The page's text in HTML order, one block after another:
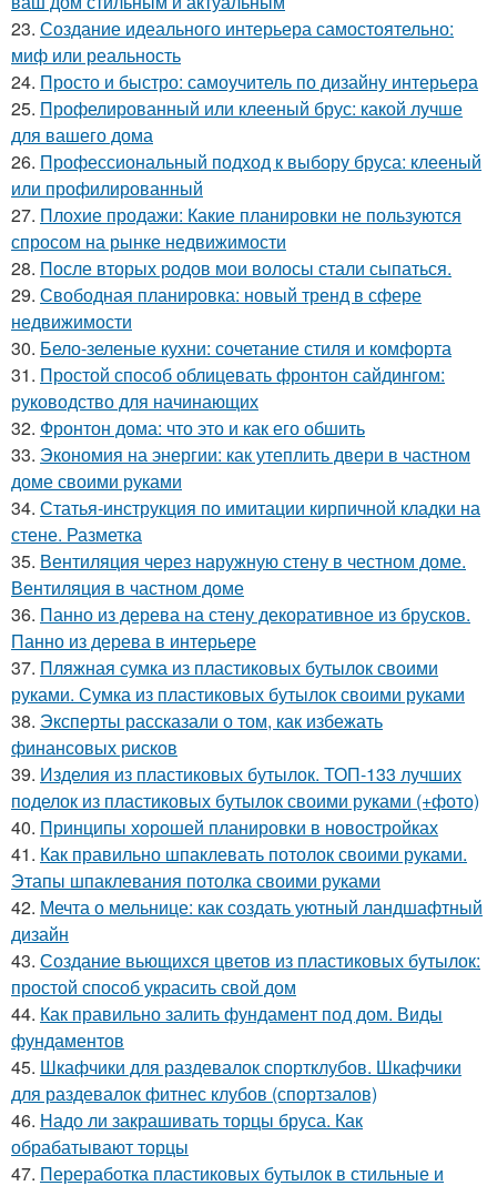
23. Создание идеального интерьера самостоятельно:
миф или реальность
24. Просто и быстро: самоучитель по дизайну интерьера
25. Профелированный или клееный брус: какой лучше
для вашего дома
26. Профессиональный подход к выбору бруса: клееный
или профилированный
27. Плохие продажи: Какие планировки не пользуются
спросом на рынке недвижимости
28. После вторых родов мои волосы стали сыпаться.
29. Свободная планировка: новый тренд в сфере
недвижимости
30. Бело-зеленые кухни: сочетание стиля и комфорта
31. Простой способ облицевать фронтон сайдингом:
руководство для начинающих
32. Фронтон дома: что это и как его обшить
33. Экономия на энергии: как утеплить двери в частном
доме своими руками
34. Статья-инструкция по имитации кирпичной кладки на
стене. Разметка
35. Вентиляция через наружную стену в честном доме.
Вентиляция в частном доме
36. Панно из дерева на стену декоративное из брусков.
Панно из дерева в интерьере
37. Пляжная сумка из пластиковых бутылок своими
руками. Сумка из пластиковых бутылок своими руками
38. Эксперты рассказали о том, как избежать
финансовых рисков
39. Изделия из пластиковых бутылок. ТОП-133 лучших
поделок из пластиковых бутылок своими руками (+фото)
40. Принципы хорошей планировки в новостройках
41. Как правильно шпаклевать потолок своими руками.
Этапы шпаклевания потолка своими руками
42. Мечта о мельнице: как создать уютный ландшафтный
дизайн
43. Создание вьющихся цветов из пластиковых бутылок:
простой способ украсить свой дом
44. Как правильно залить фундамент под дом. Виды
фундаментов
45. Шкафчики для раздевалок спортклубов. Шкафчики
для раздевалок фитнес клубов (спортзалов)
46. Надо ли закрашивать торцы бруса. Как
обрабатывают торцы
47. Переработка пластиковых бутылок в стильные и